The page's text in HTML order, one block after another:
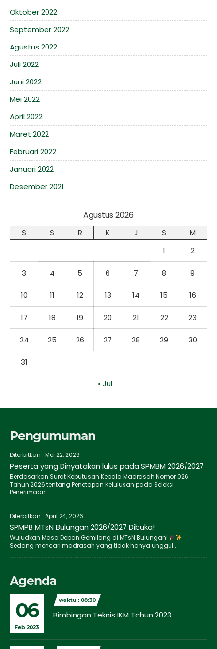
Oktober 2022
September 2022
Agustus 2022
Juli 2022
Juni 2022
Mei 2022
April 2022
Maret 2022
Februari 2022
Januari 2022
Desember 2021
Agustus 2026
S S R K J S
M
1
2
3 4 5 6 7 8 9
10 11 12 13 14 15 16
17 18 19 20 21 22 23
24 25 26 27 28 29 30
31
« Jul
Pengumuman
Diterbitkan : Mei 22, 2026
Peserta yang Dinyatakan lulus pada SPMBM 2026/2027
Berdasarkan Surat Keputusan Kepala Madrasah Nomor 026
Tahun 2026 tentang Penetapan Kelulusan pada Seleksi
Penerimaan..
Diterbitkan : April 24, 2026
SPMPB MTsN Bulungan 2026/2027 Dibuka!
Wujudkan Masa Depan Gemilang di MTsN Bulungan!
Sedang mencari madrasah yang tidak hanya unggul..
Agenda
06
Feb 2023
waktu : 08:30
Bimbingan Teknis IKM Tahun 2023